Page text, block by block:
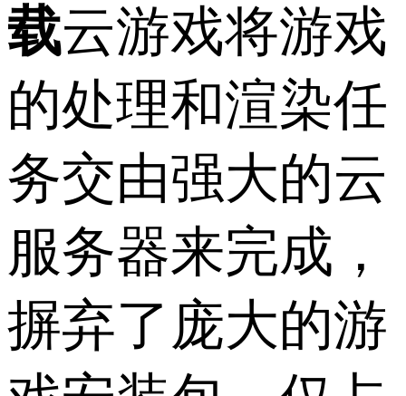
载云游戏将游戏
的处理和渲染任
务交由强大的云
服务器来完成，
摒弃了庞大的游